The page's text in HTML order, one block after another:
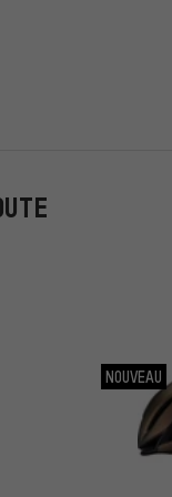
NOUVEAU